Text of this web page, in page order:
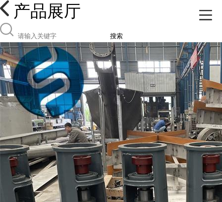
产品展厅
搜索